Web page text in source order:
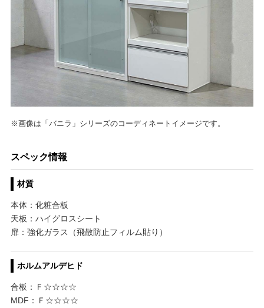
※画像は「バニラ」シリーズのコーディネートイメージです。
スペック情報
材質
本体：化粧合板
天板：ハイグロスシート
扉：強化ガラス（飛散防止フィルム貼り）
ホルムアルデヒド
合板：Ｆ☆☆☆☆
MDF：Ｆ☆☆☆☆